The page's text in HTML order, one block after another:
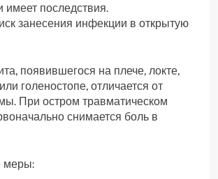
имеет последствия.
занесения инфекции в открытую
появившегося на плече, локте,
голеностопе, отличается от
При остром травматическом
снимается боль в
меры: